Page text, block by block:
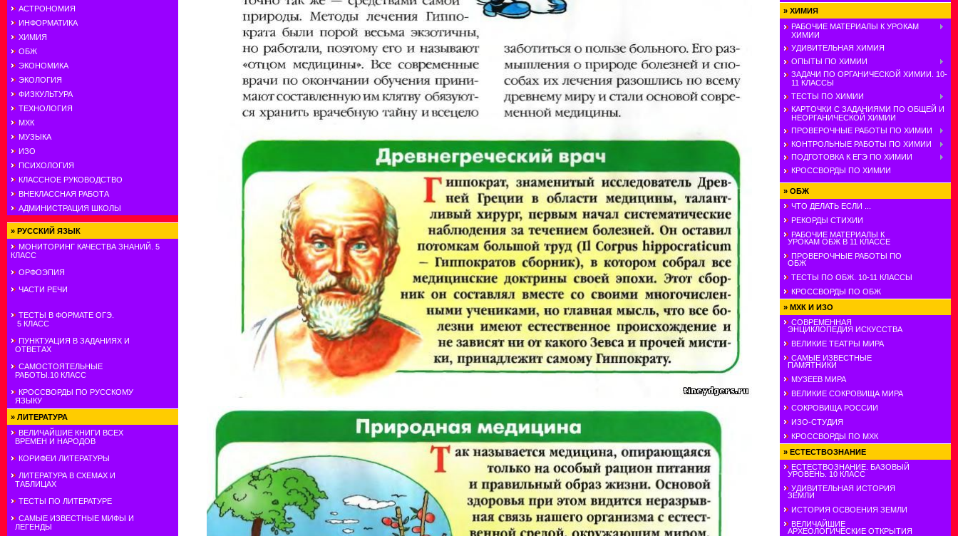
АСТРОНОМИЯ
ИНФОРМАТИКА
ХИМИЯ
ОБЖ
ЭКОНОМИКА
ЭКОЛОГИЯ
ФИЗКУЛЬТУРА
ТЕХНОЛОГИЯ
МХК
МУЗЫКА
ИЗО
ПСИХОЛОГИЯ
КЛАССНОЕ РУКОВОДСТВО
ВНЕКЛАССНАЯ РАБОТА
АДМИНИСТРАЦИЯ ШКОЛЫ
» РУССКИЙ ЯЗЫК
МОНИТОРИНГ КАЧЕСТВА ЗНАНИЙ. 5
КЛАСС
ОРФОЭПИЯ
ЧАСТИ РЕЧИ
ТЕСТЫ В ФОРМАТЕ ОГЭ.
5 КЛАСС
ПУНКТУАЦИЯ В ЗАДАНИЯХ И
ОТВЕТАХ
САМОСТОЯТЕЛЬНЫЕ
РАБОТЫ.10 КЛАСС
КРОССВОРДЫ ПО РУССКОМУ
ЯЗЫКУ
» ЛИТЕРАТУРА
ВЕЛИЧАЙШИЕ КНИГИ ВСЕХ
ВРЕМЕН И НАРОДОВ
КОРИФЕИ ЛИТЕРАТУРЫ
ЛИТЕРАТУРА В СХЕМАХ И
ТАБЛИЦАХ
ТЕСТЫ ПО ЛИТЕРАТУРЕ
САМЫЕ ИЗВЕСТНЫЕ МИФЫ И
ЛЕГЕНДЫ
» ХИМИЯ
РАБОЧИЕ МАТЕРИАЛЫ К УРОКАМ
ХИМИИ
УДИВИТЕЛЬНАЯ ХИМИЯ
ОПЫТЫ ПО ХИМИИ
ЗАДАЧИ ПО ОРГАНИЧЕСКОЙ ХИМИИ. 10-
11 КЛАССЫ
ТЕСТЫ ПО ХИМИИ
КАРТОЧКИ С ЗАДАНИЯМИ ПО ОБЩЕЙ И
НЕОРГАНИЧЕСКОЙ ХИМИИ
ПРОВЕРОЧНЫЕ РАБОТЫ ПО ХИМИИ
КОНТРОЛЬНЫЕ РАБОТЫ ПО ХИМИИ
ПОДГОТОВКА К ЕГЭ ПО ХИМИИ
КРОССВОРДЫ ПО ХИМИИ
» ОБЖ
ЧТО ДЕЛАТЬ ЕСЛИ ...
РЕКОРДЫ СТИХИИ
РАБОЧИЕ МАТЕРИАЛЫ К
УРОКАМ ОБЖ В 11 КЛАССЕ
ПРОВЕРОЧНЫЕ РАБОТЫ ПО
ОБЖ
ТЕСТЫ ПО ОБЖ. 10-11 КЛАССЫ
КРОССВОРДЫ ПО ОБЖ
» МХК И ИЗО
СОВРЕМЕННАЯ
ЭНЦИКЛОПЕДИЯ ИСКУССТВА
ВЕЛИКИЕ ТЕАТРЫ МИРА
САМЫЕ ИЗВЕСТНЫЕ
ПАМЯТНИКИ
МУЗЕЕВ МИРА
ВЕЛИКИЕ СОКРОВИЩА МИРА
СОКРОВИЩА РОССИИ
ИЗО-СТУДИЯ
КРОССВОРДЫ ПО МХК
» ЕСТЕСТВОЗНАНИЕ
ЕСТЕСТВОЗНАНИЕ. БАЗОВЫЙ
УРОВЕНЬ. 10 КЛАСС
УДИВИТЕЛЬНАЯ ИСТОРИЯ
ЗЕМЛИ
ИСТОРИЯ ОСВОЕНИЯ ЗЕМЛИ
ВЕЛИЧАЙШИЕ
АРХЕОЛОГИЧЕСКИЕ ОТКРЫТИЯ